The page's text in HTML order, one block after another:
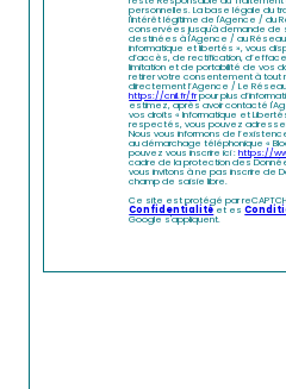
personnelles. La base légale du
l'intérêt légitime de l'Agence / du
conservées jusqu'à demande de
destinées à l'Agence / au
informatique et libertés », vous
d’accès, de rectification,
limitation et de portabilité de vos
retirer votre consentement à tout
directement l’Agence / Le
https://cnil.fr/frpour plus
estimez, après avoir contacté
vos droits « Informatique et
respectés, vous pouvez adresser
Nous vous informons de
au démarchage téléphonique «
pouvez vous inscrire ici :https://
cadre de la protection des
vous invitons à ne pas inscrire de
champ de saisie libre.
Ce site est protégé par
Confidentialitéet es
Google s'appliquent.